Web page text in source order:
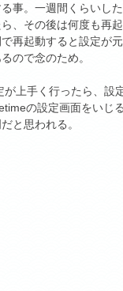
事。一週間くらいし
、その後は何度も再
再起動すると設定が
ので念のため。
が上手く行ったら、設
の設定画面をいじ
と思われる。